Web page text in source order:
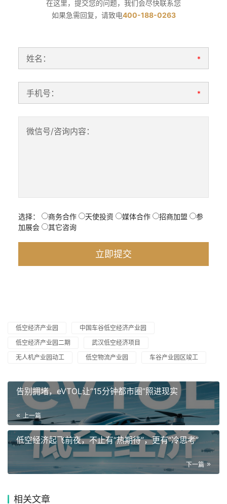
在这里，提交您的问题，我们会尽快联系您
如果急需回复，请致电400-188-0263
姓名： *
手机号： *
微信号/咨询内容：
选择： 商务合作 天使投资 媒体合作 招商加盟
参
加展会
其它咨询
低空经济产业园
中国车谷低空经济产业园
低空经济产业园二期
武汉低空经济项目
无人机产业园动工
低空物流产业园 车谷产业园区竣工
告别拥堵，eVTOL让“15分钟都市圈”照进现实
上一篇
低空经济起飞前夜，不止有“热期待”，更有“冷思考”
下一篇
相关文章